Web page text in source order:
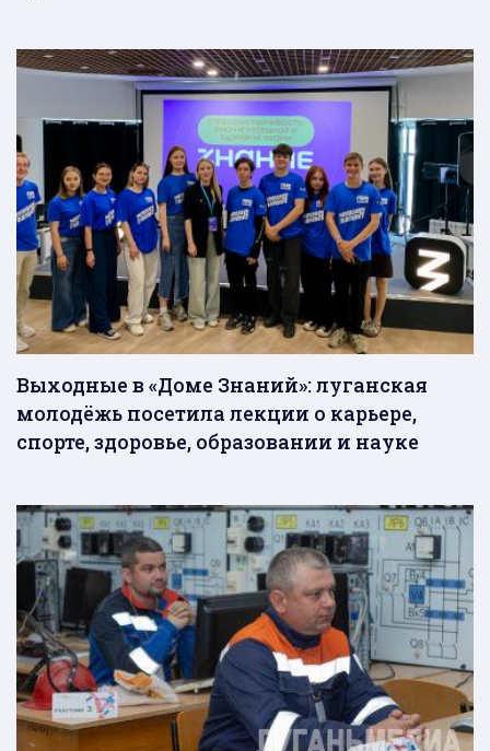
Выходные в «Доме Знаний»: луганская
молодёжь посетила лекции о карьере,
спорте, здоровье, образовании и науке